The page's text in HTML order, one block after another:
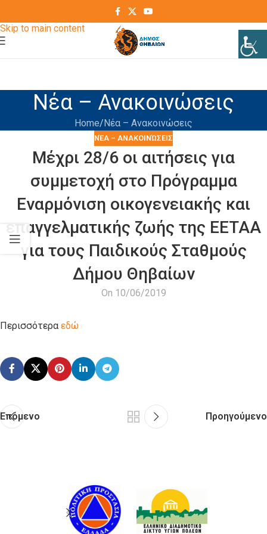
Skip to main content
Νέα – Ανακοινώσεις
Home Νέα – Ανακοινώσεις
ΝΈΑ – ΑΝΑΚΟΙΝΏΣΕΙΣ
Μέχρι 28/6 οι αιτήσεις για
συμμετοχή στο Πρόγραμμα
Εναρμόνιση οικογενειακής και
επαγγελματικής ζωής της ΕΕΤΑΑ
για τους Παιδικούς Σταθμούς
Δήμου Θηβαίων
On 10/06/2019
Περισσότερα εδώ
Επόμενο Προηγούμενο